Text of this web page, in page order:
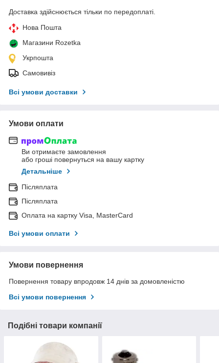
Доставка здійснюється тільки по передоплаті.
Нова Пошта
Магазини Rozetka
Укрпошта
Самовивіз
Всі умови доставки
Умови оплати
Ви отримаєте замовлення
або гроші повернуться на вашу картку
Детальніше
Післяплата
Післяплата
Оплата на картку Visa, MasterCard
Всі умови оплати
Умови повернення
Повернення товару впродовж 14 днів за домовленістю
Всі умови повернення
Подібні товари компанії